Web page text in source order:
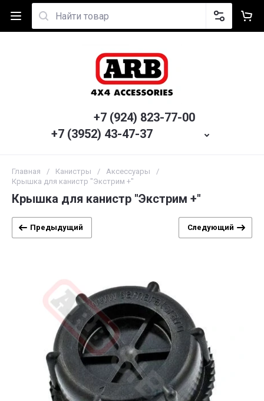
+7 (924) 823-77-00
+7 (3952) 43-47-37
Главная / Канистры / Аксессуары
/
Крышка для канистр "Экстрим +"
Крышка для канистр "Экстрим +"
Предыдущий Следующий